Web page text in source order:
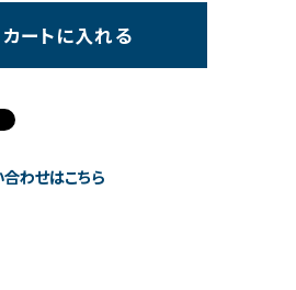
カートに入れる
わせはこちら